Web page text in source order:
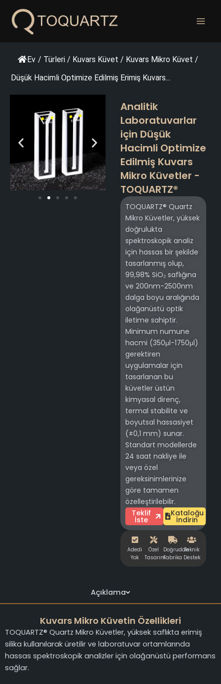
geç
Ev / Türleri / Kuvars Küvet / Kuvars Mikro Küvet /
Düşük Hacimli Optimize Edilmiş Erimiş Kuvars...
Analitik
Laboratuvarlar
için Düşük
Hacimli Optimize
Edilmiş Kuvars
Mikro Küvetler -
TOQUARTZ®
TOQUARTZ® Quartz
Mikro Küvetler, yüksek
doğrulukta
spektroskopik analiz
için hassas bir şekilde
tasarlanmış olup,
99,98% SiO₂ saflığına
ve 200nm-2500nm
dalga boyu aralığında
olağanüstü optik
iletime sahiptir.
Minimum numune
hacmi (350μl-1750μl)
gerektiren
uygulamalar için
tasarlanan bu
küvetler üstün
kimyasal direnç,
termal stabilite ve
boyutsal hassasiyet
(±0,1 mm) sunar.
Standart modellerde
24 saat nakliye ile
veya özel
gereksinimlerinize
göre tamamen
özelleştirilebilir.
Teklif
İste
Kataloğu
İndirin
Adedi
Yok
Özel
Tasarım
Doğrudan
Fabrika
Teknik
Destek
Açıklama
Kuvars Mikro Küvetin Özellikleri
TOQUARTZ® Quartz Mikro Küvetler, yüksek saflıkta erimiş
silika kullanılarak üretilir ve laboratuvar ortamlarında
hassas spektroskopik analizler için olağanüstü performans
sağlar.